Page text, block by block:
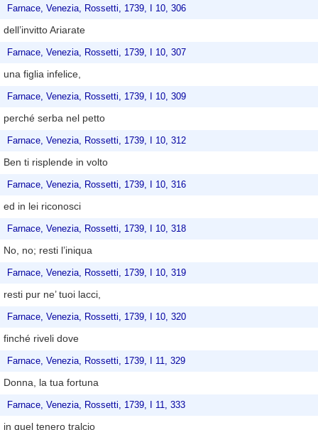
Farnace, Venezia, Rossetti, 1739, I 10, 306
dell’invitto Ariarate
Farnace, Venezia, Rossetti, 1739, I 10, 307
una figlia infelice,
Farnace, Venezia, Rossetti, 1739, I 10, 309
perché serba nel petto
Farnace, Venezia, Rossetti, 1739, I 10, 312
Ben ti risplende in volto
Farnace, Venezia, Rossetti, 1739, I 10, 316
ed in lei riconosci
Farnace, Venezia, Rossetti, 1739, I 10, 318
No, no; resti l’iniqua
Farnace, Venezia, Rossetti, 1739, I 10, 319
resti pur ne’ tuoi lacci,
Farnace, Venezia, Rossetti, 1739, I 10, 320
finché riveli dove
Farnace, Venezia, Rossetti, 1739, I 11, 329
Donna, la tua fortuna
Farnace, Venezia, Rossetti, 1739, I 11, 333
in quel tenero tralcio